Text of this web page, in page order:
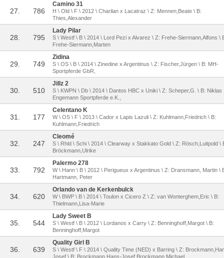
27. 786
Camino 31
H \ Old \ F \ 2012 \ Charilan x Lacatraz \ Z: Mennen,Beate \ B:
Thies,Alexander
28. 795
Lady Pilar
S \ Westf \ B \ 2014 \ Lord Pezi x Alvarez \ Z: Frehe-Siermann,Alfons \
Frehe-Siermann,Marten
29. 749
Zidina
S \ OS \ B \ 2014 \ Zinedine x Argentinus \ Z: Fischer,Jürgen \ B: MH-
Sportpferde GbR,
30. 510
Jillz 2
S \ KWPN \ Db \ 2014 \ Dantos HBC x Uniki \ Z: Scheper,G. \ B: Niklas
Engemann Sportpferde e.K.,
31. 177
Celentano K
W \ OS \ F \ 2013 \ Cador x Lapis Lazuli \ Z: Kuhlmann,Friedrich \ B:
Kuhlmann,Friedrich
32. 247
Cleomé
S \ Rhld \ Schi \ 2014 \ Clearway x Stakkato Gold \ Z: Rösch,Luitpold \
Bröckmann,Ulrike
33. 792
Palermo 278
W \ Hann \ B \ 2012 \ Perigueux x Argentinus \ Z: Dransmann, Martin \
Hartmann, Peter
34. 620
Orlando van de Kerkenbulck
W \ BWP \ B \ 2014 \ Toulon x Cicero Z \ Z: van Wonterghem,Eric \ B:
Thielmann,Lisa-Marie
35. 544
Lady Sweet B
S \ Westf \ B \ 2012 \ Lordanos x Carry \ Z: Benninghoff,Margot \ B:
Benninghoff,Margot
36. 639
Quality Girl B
S \ Westf \ F \ 2014 \ Quality Time (NED) x Barring \ Z:
Josef \ B: Brockmann,Hans-Josef,Brockmann,Michael